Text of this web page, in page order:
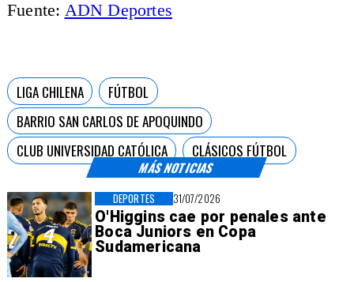
MÁS NOTICIAS
31/07/2026
O'Higgins cae por penales ante
Boca Juniors en Copa
Sudamericana
DEPORTES
Fuente: ADN Deportes
LIGA CHILENA
FÚTBOL
BARRIO SAN CARLOS DE APOQUINDO
CLUB UNIVERSIDAD CATÓLICA
CLÁSICOS FÚTBOL